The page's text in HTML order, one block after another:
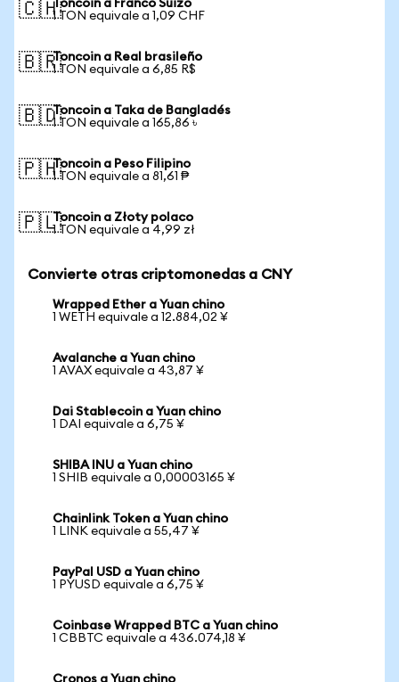
🇨🇭Toncoin a Franco Suizo
1 TON equivale a 1,09 CHF
🇧🇷Toncoin a Real brasileño
1 TON equivale a 6,85 R$
🇧🇩Toncoin a Taka de Bangladés
1 TON equivale a 165,86 ৳
🇵🇭Toncoin a Peso Filipino
1 TON equivale a 81,61 ₱
🇵🇱Toncoin a Złoty polaco
1 TON equivale a 4,99 zł
Convierte otras criptomonedas a CNY
Wrapped Ether a Yuan chino
1 WETH equivale a 12.884,02 ¥
Avalanche a Yuan chino
1 AVAX equivale a 43,87 ¥
Dai Stablecoin a Yuan chino
1 DAI equivale a 6,75 ¥
SHIBA INU a Yuan chino
1 SHIB equivale a 0,00003165 ¥
Chainlink Token a Yuan chino
1 LINK equivale a 55,47 ¥
PayPal USD a Yuan chino
1 PYUSD equivale a 6,75 ¥
Coinbase Wrapped BTC a Yuan chino
1 CBBTC equivale a 436.074,18 ¥
Cronos a Yuan chino